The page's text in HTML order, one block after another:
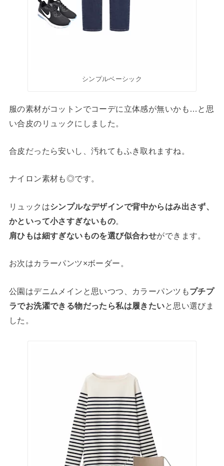
シンプルベーシック
服の素材がコットンでコーデに立体感が無いかも…と思
い合皮のリュックにしました。
合皮だったら安いし、汚れてもふき取れますね。
ナイロン素材も◎です。
リュックはシンプルなデザインで背中からはみ出さず、
かといって小さすぎないもの。
肩ひもは細すぎないものを選び似合わせができます。
お次はカラーパンツ×ボーダー。
公園はデニムメインと思いつつ、カラーパンツもプチプ
ラでお洗濯できる物だったら私は履きたい と思い選びま
した。